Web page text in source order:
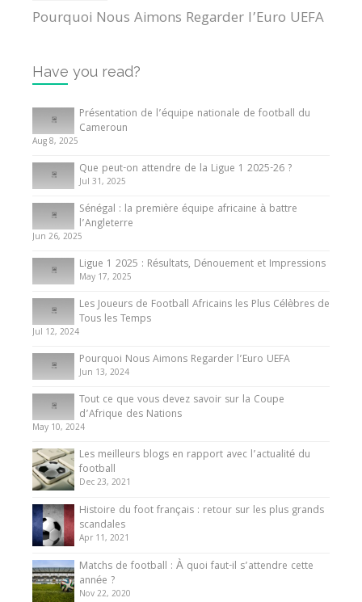
Pourquoi Nous Aimons Regarder l’Euro UEFA
Internationales
Tout ce que vous devez savoir sur la Coupe
d’Afrique des Nations
10 May 2024
Internationales
Présentation de l’équipe nationale de football
du Cameroun
8 August 2025
Have you read?
Présentation de l’équipe nationale de football du
Cameroun
Aug 8, 2025
Que peut-on attendre de la Ligue 1 2025-26 ?
Jul 31, 2025
Sénégal : la première équipe africaine à battre
l’Angleterre
Jun 26, 2025
Ligue 1 2025 : Résultats, Dénouement et Impressions
May 17, 2025
Les Joueurs de Football Africains les Plus Célèbres de
Tous les Temps
Jul 12, 2024
Pourquoi Nous Aimons Regarder l’Euro UEFA
Jun 13, 2024
Tout ce que vous devez savoir sur la Coupe
d’Afrique des Nations
May 10, 2024
Les meilleurs blogs en rapport avec l’actualité du
football
Dec 23, 2021
Histoire du foot français : retour sur les plus grands
scandales
Apr 11, 2021
Matchs de football : À quoi faut-il s’attendre cette
année ?
Nov 22, 2020